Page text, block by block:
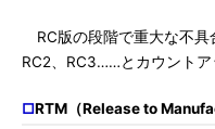
RC版の段階で重大な不具
RC2、RC3……とカウントア
□RTM（Release to